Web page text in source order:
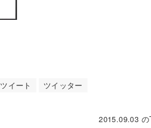
ツイート ツイッター
2015.09.03